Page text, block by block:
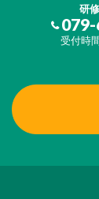
研
受付時